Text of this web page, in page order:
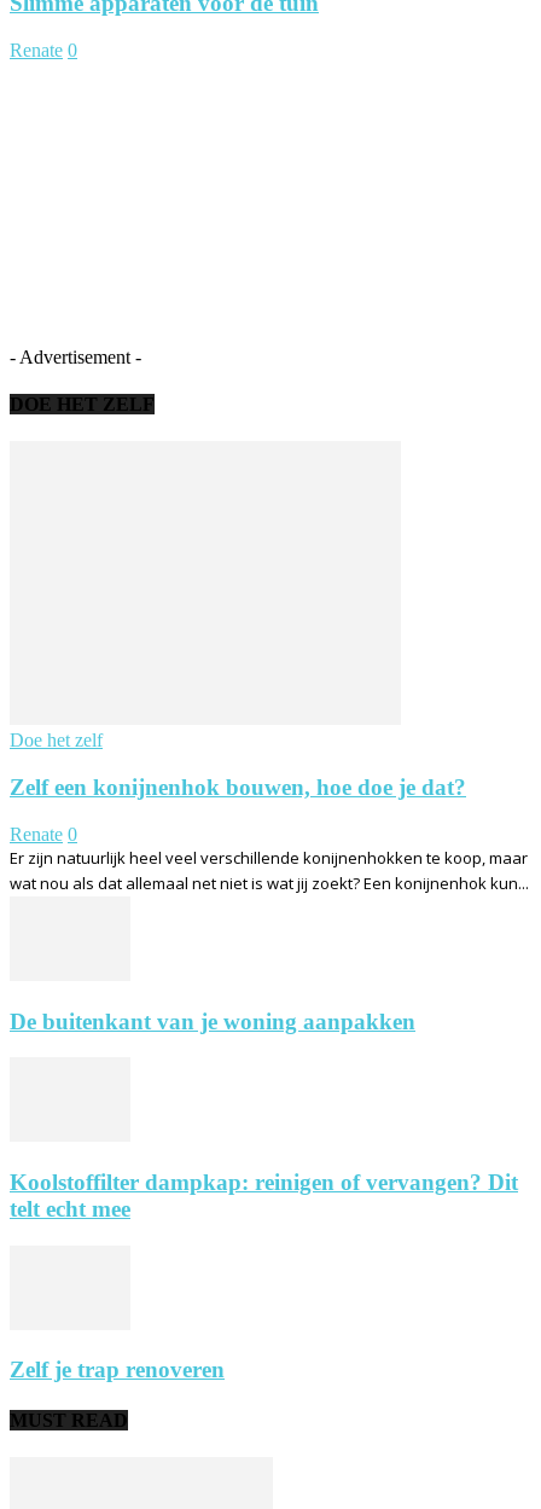
Renate 0
- Advertisement -
DOE HET ZELF
Doe het zelf
Zelf een konijnenhok bouwen, hoe doe je dat?
Renate 0
Er zijn natuurlijk heel veel verschillende konijnenhokken te koop, maar
wat nou als dat allemaal net niet is wat jij zoekt? Een konijnenhok kun...
De buitenkant van je woning aanpakken
Koolstoffilter dampkap: reinigen of vervangen? Dit
telt echt mee
Zelf je trap renoveren
MUST READ